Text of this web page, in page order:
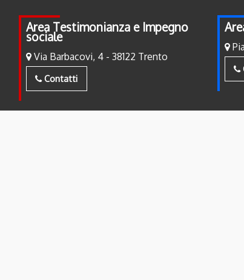
Area Testimonianza e Impegno
sociale
Via Barbacovi, 4 - 38122 Trento
Contatti